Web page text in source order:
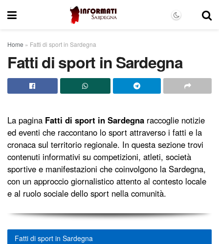
Home » Fatti di sport in Sardegna
Fatti di sport in Sardegna
La pagina Fatti di sport in Sardegna raccoglie notizie
ed eventi che raccontano lo sport attraverso i fatti e la
cronaca sul territorio regionale. In questa sezione trovi
contenuti informativi su competizioni, atleti, società
sportive e manifestazioni che coinvolgono la Sardegna,
con un approccio giornalistico attento al contesto locale
e al ruolo sociale dello sport nella comunità.
Fatti di sport in Sardegna